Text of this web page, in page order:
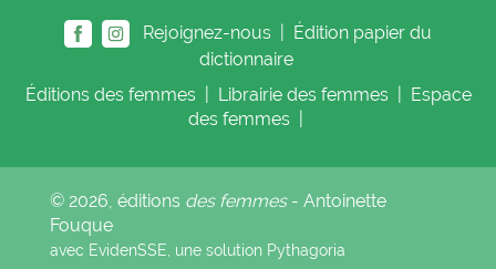
Rejoignez-nous |
Édition papier du
dictionnaire
Éditions des femmes Librairie des femmes
Espace
des femmes
© 2026, éditions des femmes- Antoinette
Fouque
avec EvidenSSE, une solution Pythagoria